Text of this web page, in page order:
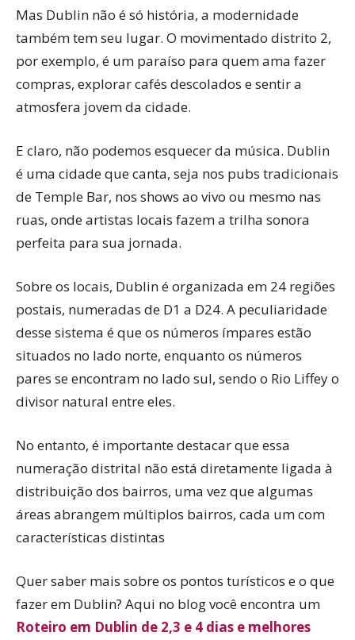
Mas Dublin não é só história, a modernidade
também tem seu lugar. O movimentado distrito 2,
por exemplo, é um paraíso para quem ama fazer
compras, explorar cafés descolados e sentir a
atmosfera jovem da cidade.
E claro, não podemos esquecer da música. Dublin
é uma cidade que canta, seja nos pubs tradicionais
de Temple Bar, nos shows ao vivo ou mesmo nas
ruas, onde artistas locais fazem a trilha sonora
perfeita para sua jornada.
Sobre os locais, Dublin é organizada em 24 regiões
postais, numeradas de D1 a D24. A peculiaridade
desse sistema é que os números ímpares estão
situados no lado norte, enquanto os números
pares se encontram no lado sul, sendo o Rio Liffey o
divisor natural entre eles.
No entanto, é importante destacar que essa
numeração distrital não está diretamente ligada à
distribuição dos bairros, uma vez que algumas
áreas abrangem múltiplos bairros, cada um com
características distintas
Quer saber mais sobre os pontos turísticos e o que
fazer em Dublin? Aqui no blog você encontra um
Roteiro em Dublin de 2,3 e 4 dias e melhores